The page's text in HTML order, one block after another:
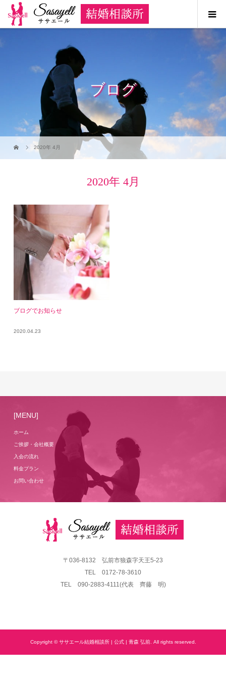
ブログ
2020年 4月
2020年 4月
ブログでお知らせ
2020.04.23
[MENU]
ホーム
ご挨拶・会社概要
入会の流れ
料金プラン
お問い合わせ
〒036-8132 弘前市狼森字天王5-23
TEL 0172-78-3610
TEL 090-2883-4111(代表 齊藤 明)
Copyright © ササエール結婚相談所 | 公式 | 青森 弘前. All rights reserved.